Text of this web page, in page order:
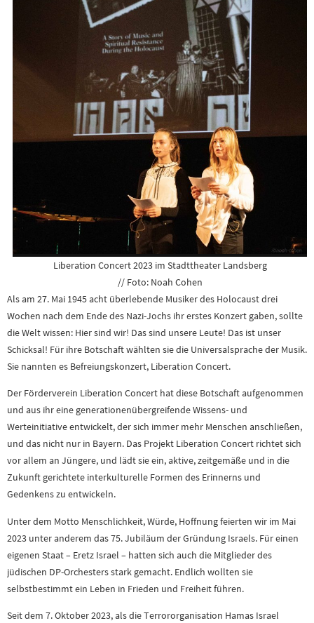
Liberation Concert 2023 im Stadttheater Landsberg
// Foto: Noah Cohen
Als am 27. Mai 1945 acht überlebende Musiker des Holocaust drei
Wochen nach dem Ende des Nazi-Jochs ihr erstes Konzert gaben, sollte
die Welt wissen: Hier sind wir! Das sind unsere Leute! Das ist unser
Schicksal! Für ihre Botschaft wählten sie die Universalsprache der Musik.
Sie nannten es Befreiungskonzert, Liberation Concert.
Der Förderverein Liberation Concert hat diese Botschaft aufgenommen
und aus ihr eine generationenübergreifende Wissens- und
Werteinitiative entwickelt, der sich immer mehr Menschen anschließen,
und das nicht nur in Bayern. Das Projekt Liberation Concert richtet sich
vor allem an Jüngere, und lädt sie ein, aktive, zeitgemäße und in die
Zukunft gerichtete interkulturelle Formen des Erinnerns und
Gedenkens zu entwickeln.
Unter dem Motto Menschlichkeit, Würde, Hoffnung feierten wir im Mai
2023 unter anderem das 75. Jubiläum der Gründung Israels. Für einen
eigenen Staat – Eretz Israel – hatten sich auch die Mitglieder des
jüdischen DP-Orchesters stark gemacht. Endlich wollten sie
selbstbestimmt ein Leben in Frieden und Freiheit führen.
Seit dem 7. Oktober 2023, als die Terrororganisation Hamas Israel